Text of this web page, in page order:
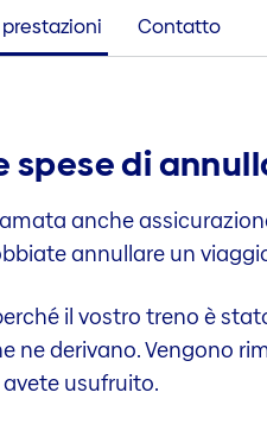
Contatto
spese di
anche
annullare un
il vostro treno è
ne derivano. Vengono
usufruito.